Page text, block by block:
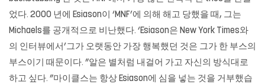
었다. 2000 년에 Esiason이 ‘MNF’에 의해 해고 당했을 때, 그는
Michaels를 공개적으로 비난했다. ‘Esiason은 New York Times와
의 인터뷰에서’그가 오랫동안 가장 행복했던 것은 그가 한 부스의
부스이기 때문이다. ”알은 별처럼 내걸어 가고 자신의 방식대로
하고 싶다. ”마이클스는 항상 Esiason에 심을 넣는 것을 거부했습